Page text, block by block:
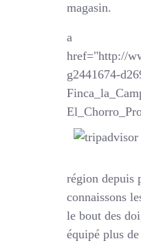
magasin.
a
href="http://
g2441674-
région depuis
connaissons
le bout des
équipé plus